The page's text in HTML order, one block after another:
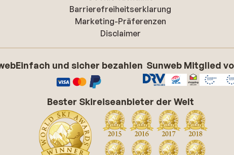
Barrierefreiheitserklarung
Marketing-Präferenzen
Disclaimer
Einfach und sicher bezahlen Sunweb Mitglied
Bester Skireiseanbieter der Welt